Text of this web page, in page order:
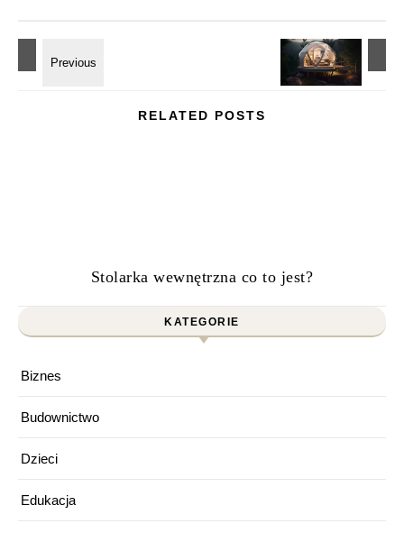
RELATED POSTS
Stolarka wewnętrzna co to jest?
KATEGORIE
Biznes
Budownictwo
Dzieci
Edukacja